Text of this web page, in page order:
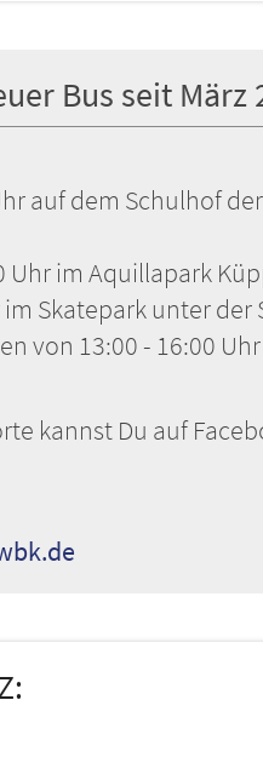
Bus seit März
auf dem Schulhof
Uhr im Aquillapark
Skatepark unter der
von 13:00 - 16:00
kannst Du auf